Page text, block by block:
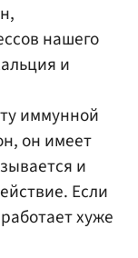
нашего
и
иммунной
он имеет
и
Если
хуже